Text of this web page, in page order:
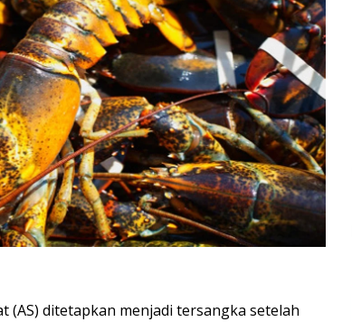
(AS) ditetapkan menjadi tersangka setelah